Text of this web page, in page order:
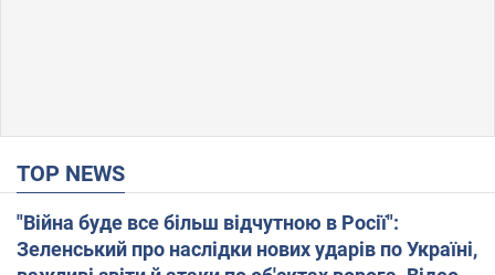
TOP NEWS
"Війна буде все більш відчутною в Росії":
Зеленський про наслідки нових ударів по Україні,